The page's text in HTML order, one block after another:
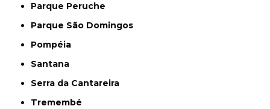
Parque Peruche
Parque São Domingos
Pompéia
Santana
Serra da Cantareira
Tremembé